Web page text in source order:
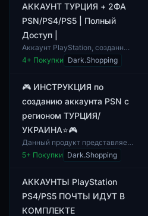
АККАУНТ ТУРЦИЯ + 2ФА
PSN/PS4/PS5 | Полный
Доступ |
Аккаунт PlayStation, созданный
для пользователей из Турции,
предлагает полный доступ к
консоле...
4+ Покупки Dark.Shopping
🎮 ИНСТРУКЦИЯ по
созданию аккаунта PSN с
регионом ТУРЦИЯ/
УКРАИНА⭐🎮
Данный продукт представляет
собой инструкцию по созданию
аккаунта в PlayStation Network
Укра...
5+ Покупки Dark.Shopping
АККАУНТЫ PlayStation
PS4/PS5 ПОЧТЫ ИДУТ В
КОМПЛЕКТЕ